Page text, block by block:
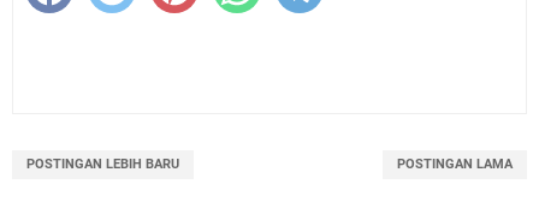
POSTINGAN LEBIH BARU POSTINGAN LAMA